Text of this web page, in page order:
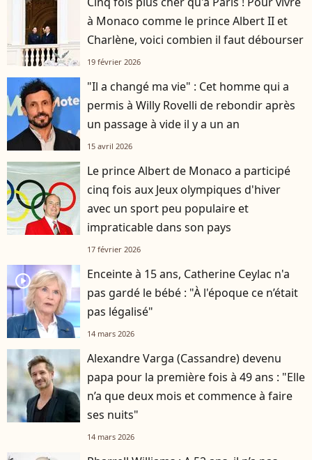
à Monaco comme le prince Albert II et
Charlène, voici combien il faut débourser
19 février 2026
"Il a changé ma vie" : Cet homme qui a
permis à Willy Rovelli de rebondir après
un passage à vide il y a un an
15 avril 2026
Le prince Albert de Monaco a participé
cinq fois aux Jeux olympiques d'hiver
avec un sport peu populaire et
impraticable dans son pays
17 février 2026
player2
Enceinte à 15 ans, Catherine Ceylac n'a
pas gardé le bébé : "À l'époque ce n’était
pas légalisé"
14 mars 2026
Alexandre Varga (Cassandre) devenu
papa pour la première fois à 49 ans : "Elle
n’a que deux mois et commence à faire
ses nuits"
14 mars 2026